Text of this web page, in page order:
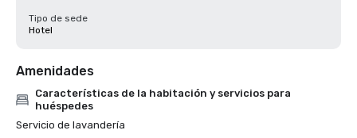
Tipo de sede
Hotel
Amenidades
Características de la habitación y servicios para
huéspedes
Servicio de lavandería